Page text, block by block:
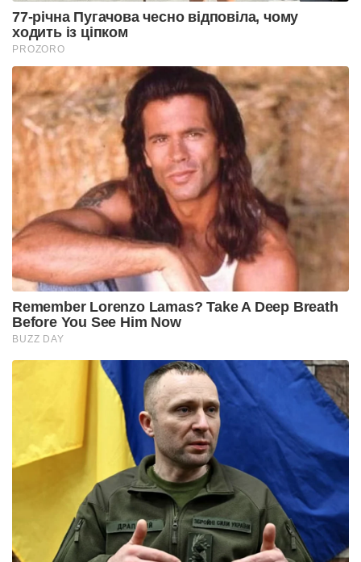
77-річна Пугачова чесно відповіла, чому
ходить із ціпком
PROZORO
Remember Lorenzo Lamas? Take A Deep Breath
Before You See Him Now
BUZZ DAY